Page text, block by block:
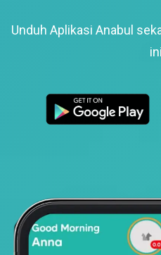
Unduh Aplikasi Anabul